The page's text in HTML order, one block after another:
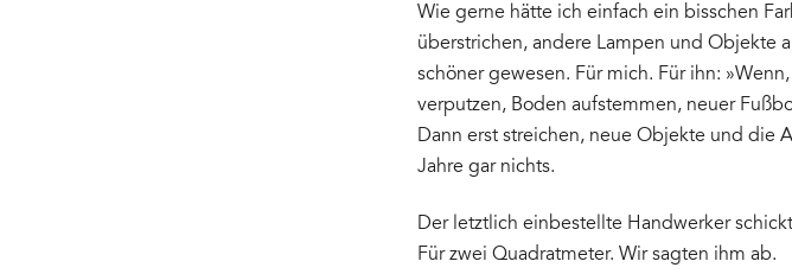
Wie gerne hätte ich einfach ein bisschen
überstrichen, andere Lampen und Objekte
schöner gewesen. Für mich. Für ihn:
verputzen, Boden aufstemmen, neuer
Dann erst streichen, neue Objekte und die
Jahre gar nichts.
Der letztlich einbestellte Handwerker
Für zwei Quadratmeter. Wir sagten ihm ab.